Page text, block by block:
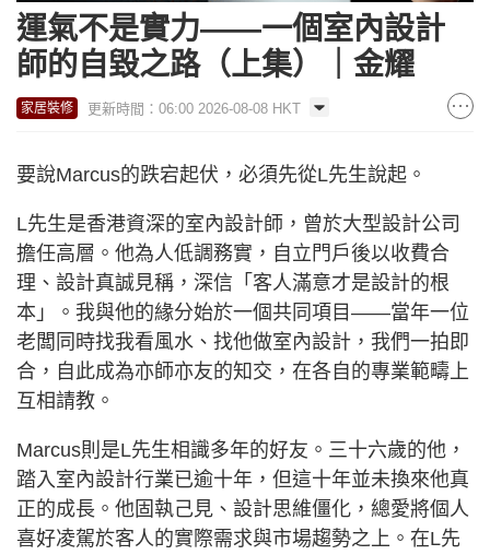
運氣不是實力——一個室內設計
師的自毀之路（上集）｜金耀
家居裝修 更新時間：06:00 2026-08-08 HKT
要說Marcus的跌宕起伏，必須先從L先生說起。
L先生是香港資深的室內設計師，曾於大型設計公司
擔任高層。他為人低調務實，自立門戶後以收費合
理、設計真誠見稱，深信「客人滿意才是設計的根
本」。我與他的緣分始於一個共同項目——當年一位
老闆同時找我看風水、找他做室內設計，我們一拍即
合，自此成為亦師亦友的知交，在各自的專業範疇上
互相請教。
Marcus則是L先生相識多年的好友。三十六歲的他，
踏入室內設計行業已逾十年，但這十年並未換來他真
正的成長。他固執己見、設計思維僵化，總愛將個人
喜好凌駕於客人的實際需求與市場趨勢之上。在L先